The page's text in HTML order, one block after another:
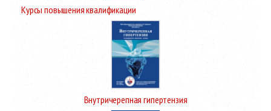
Курсы повышения квалификации
Внутричерепная гипертензия